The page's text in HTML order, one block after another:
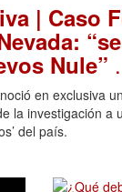
| Caso
Nule”
en exclusiva
la investigación a
del país.